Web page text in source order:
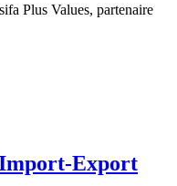
Plus Values, partenaire
Export